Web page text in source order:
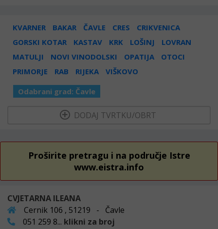
KVARNER BAKAR ČAVLE CRES
CRIKVENICA
GORSKI KOTAR
KASTAV KRK LOŠINJ
LOVRAN
MATULJI
NOVI VINODOLSKI OPATIJA
OTOCI
PRIMORJE
RAB RIJEKA VIŠKOVO
Odabrani grad: Čavle
DODAJ TVRTKU/OBRT
Proširite pretragu i na područje Istre
www.eistra.info
CVJETARNA ILEANA
Cernik 106 , 51219 - Čavle
051 259 8... klikni za broj